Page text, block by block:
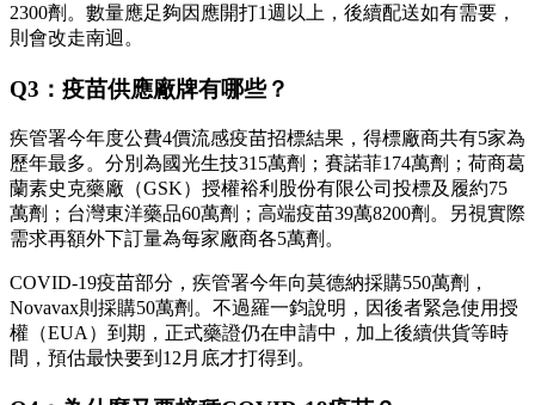
2300劑。數量應足夠因應開打1週以上，後續配送如有需要，
則會改走南迴。
Q3：疫苗供應廠牌有哪些？
疾管署今年度公費4價流感疫苗招標結果，得標廠商共有5家為
歷年最多。分別為國光生技315萬劑；賽諾菲174萬劑；荷商葛
蘭素史克藥廠（GSK）授權裕利股份有限公司投標及履約75
萬劑；台灣東洋藥品60萬劑；高端疫苗39萬8200劑。另視實際
需求再額外下訂量為每家廠商各5萬劑。
COVID-19疫苗部分，疾管署今年向莫德納採購550萬劑，
Novavax則採購50萬劑。不過羅一鈞說明，因後者緊急使用授
權（EUA）到期，正式藥證仍在申請中，加上後續供貨等時
間，預估最快要到12月底才打得到。